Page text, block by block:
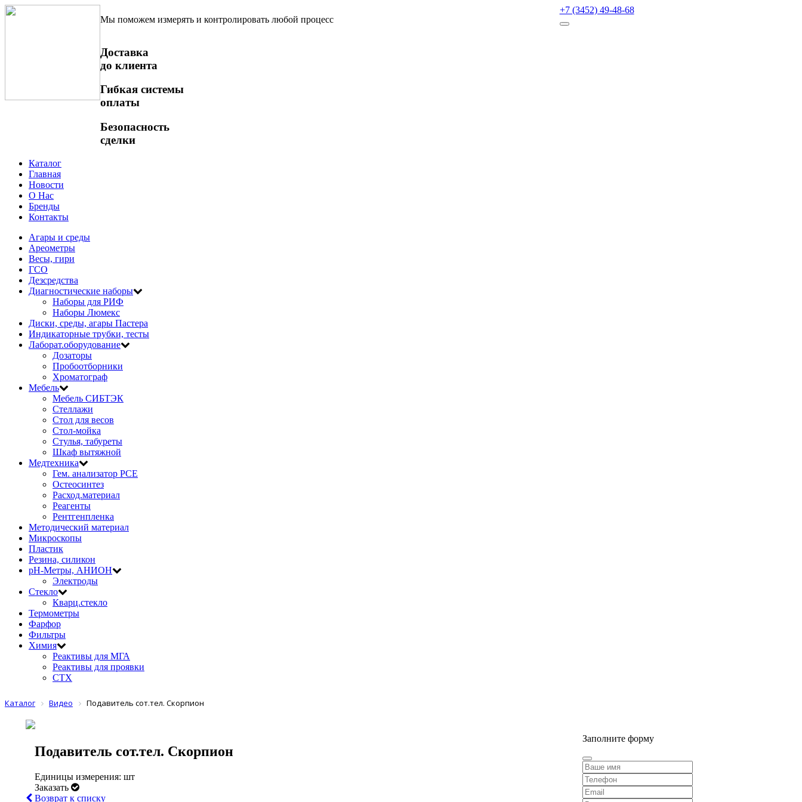
Мы поможем измерять и контролировать любой процесс
+7 (3452) 49-48-68
Доставка
до клиента
Гибкая системы
оплаты
Безопасность
сделки
Каталог
Главная
Новости
О Нас
Бренды
Контакты
Агары и среды
Ареометры
Весы, гири
ГСО
Дезсредства
Диагностические наборы
Наборы для РИФ
Наборы Люмекс
Диски, среды, агары Пастера
Индикаторные трубки, тесты
Лаборат.оборудование
Дозаторы
Пробоотборники
Хроматограф
Мебель
Мебель СИБТЭК
Стеллажи
Стол для весов
Стол-мойка
Стулья, табуреты
Шкаф вытяжной
Медтехника
Гем. анализатор РСЕ
Остеосинтез
Расход.материал
Реагенты
Рентгенпленка
Методический материал
Микроскопы
Пластик
Резина, силикон
рН-Метры, АНИОН
Электроды
Стекло
Кварц.стекло
Термометры
Фарфор
Фильтры
Химия
Реактивы для МГА
Реактивы для проявки
СТХ
Каталог Видео Подавитель сот.тел. Скорпион
Подавитель сот.тел. Скорпион
Единицы измерения: шт
Заказать
Возврат к списку
Заполните форму